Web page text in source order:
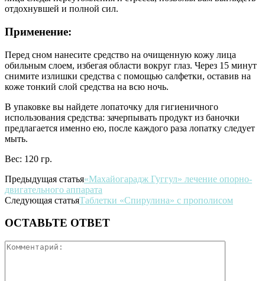
отдохнувшей и полной сил.
Применение:
Перед сном нанесите средство на очищенную кожу лица
обильным слоем, избегая области вокруг глаз. Через 15 минут
снимите излишки средства с помощью салфетки, оставив на
коже тонкий слой средства на всю ночь.
В упаковке вы найдете лопаточку для гигиеничного
использования средства: зачерпывать продукт из баночки
предлагается именно ею, после каждого раза лопатку следует
мыть.
Вес: 120 гр.
Предыдущая статья«Махайогарадж Гуггул» лечение опорно-
двигательного аппарата
Следующая статьяТаблетки «Спирулина» с прополисом
ОСТАВЬТЕ ОТВЕТ